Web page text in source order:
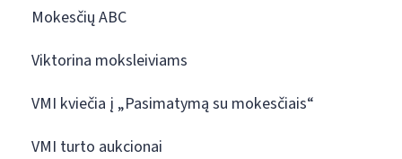
Mokesčių ABC
Viktorina moksleiviams
VMI kviečia į „Pasimatymą su mokesčiais“
VMI turto aukcionai